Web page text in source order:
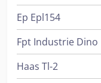
Ep Epl154
Fpt Industrie Dino
Haas Tl-2